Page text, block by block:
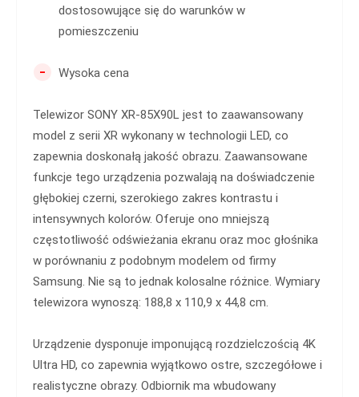
dostosowujące się do warunków w
pomieszczeniu
- Wysoka cena
Telewizor SONY XR-85X90L jest to zaawansowany
model z serii XR wykonany w technologii LED, co
zapewnia doskonałą jakość obrazu. Zaawansowane
funkcje tego urządzenia pozwalają na doświadczenie
głębokiej czerni, szerokiego zakres kontrastu i
intensywnych kolorów. Oferuje ono mniejszą
częstotliwość odświeżania ekranu oraz moc głośnika
w porównaniu z podobnym modelem od firmy
Samsung. Nie są to jednak kolosalne różnice. Wymiary
telewizora wynoszą: 188,8 x 110,9 x 44,8 cm.
Urządzenie dysponuje imponującą rozdzielczością 4K
Ultra HD, co zapewnia wyjątkowo ostre, szczegółowe i
realistyczne obrazy. Odbiornik ma wbudowany